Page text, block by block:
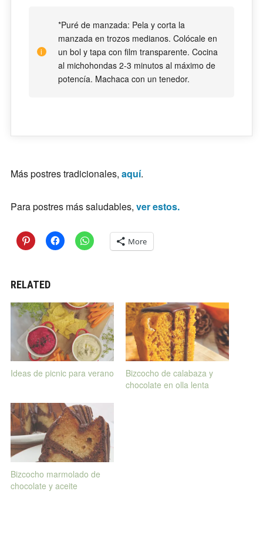
*Puré de manzada: Pela y corta la
manzada en trozos medianos. Colócale en
un bol y tapa con film transparente. Cocina
al michohondas 2-3 minutos al máximo de
potencía. Machaca con un tenedor.
Más postres tradicionales, aquí.
Para postres más saludables, ver estos.
More
RELATED
Ideas de picnic para verano
​​Bizcocho de calabaza y
chocolate en olla lenta
Bizcocho marmolado de
chocolate y aceite